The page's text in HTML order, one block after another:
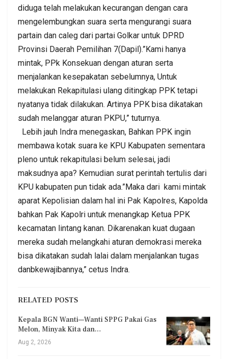
diduga telah melakukan kecurangan dengan cara
mengelembungkan suara serta mengurangi suara
partain dan caleg dari partai Golkar untuk DPRD
Provinsi Daerah Pemilihan 7(Dapil).”Kami hanya
mintak, PPk Konsekuan dengan aturan serta
menjalankan kesepakatan sebelumnya, Untuk
melakukan Rekapitulasi ulang ditingkap PPK tetapi
nyatanya tidak dilakukan. Artinya PPK bisa dikatakan
sudah melanggar aturan PKPU,” tuturnya.
Lebih jauh Indra menegaskan, Bahkan PPK ingin
membawa kotak suara ke KPU Kabupaten sementara
pleno untuk rekapitulasi belum selesai, jadi
maksudnya apa? Kemudian surat perintah tertulis dari
KPU kabupaten pun tidak ada.”Maka dari kami mintak
aparat Kepolisian dalam hal ini Pak Kapolres, Kapolda
bahkan Pak Kapolri untuk menangkap Ketua PPK
kecamatan lintang kanan. Dikarenakan kuat dugaan
mereka sudah melangkahi aturan demokrasi mereka
bisa dikatakan sudah lalai dalam menjalankan tugas
danbkewajibannya,” cetus Indra.
RELATED POSTS
Kepala BGN Wanti—Wanti SPPG Pakai Gas
Melon, Minyak Kita dan…
Aug 2, 2026